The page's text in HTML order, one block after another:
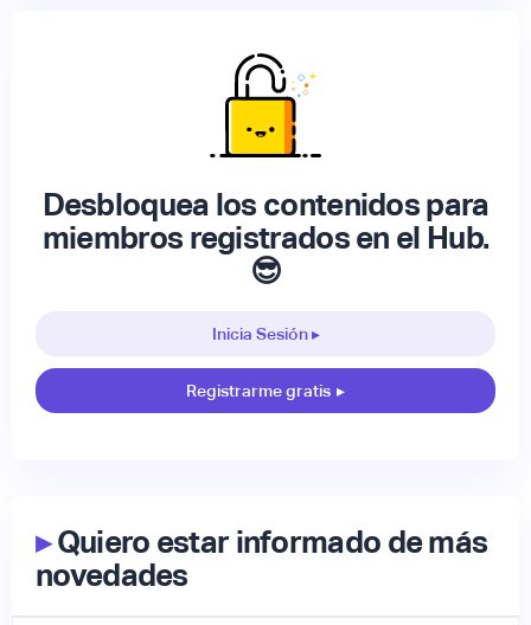
Desbloquea los contenidos para
miembros registrados en el Hub.
😎
Inicia Sesión ▸
Registrarme gratis ▸
▸Quiero estar informado de más
novedades